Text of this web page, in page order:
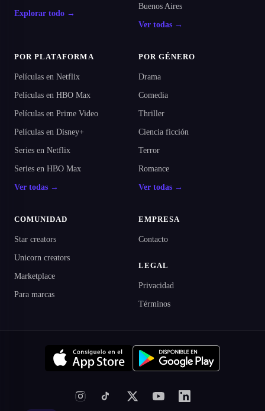
Explorar todo →
Buenos Aires
Ver todas →
POR PLATAFORMA
Películas en Netflix
Películas en HBO Max
Películas en Prime Video
Películas en Disney+
Series en Netflix
Series en HBO Max
Ver todas →
POR GÉNERO
Drama
Comedia
Thriller
Ciencia ficción
Terror
Romance
Ver todas →
COMUNIDAD
Star creators
Unicorn creators
Marketplace
Para marcas
EMPRESA
Contacto
LEGAL
Privacidad
Términos